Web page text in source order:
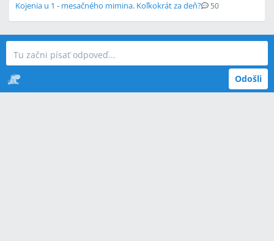
Kojenia u 1 - mesačného mimina. Koľkokrát za deň? 50
Odošli